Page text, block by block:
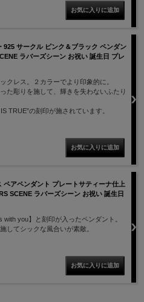
925 サークル ピンク＆ブラック ペンダン
ラバーズシーン お祝い 誕生日 プレ
クレス。２カラーでより印象的に。
た彫りを施して、輝きを失わないふたり
TRUE”の刻印が施されています。
ペアペンダント プレートサティーナ仕上
SCENE ラバーズシーン お祝い 誕生日
you】と刻印が入ったペンダント。
してシックな風合いが素敵。